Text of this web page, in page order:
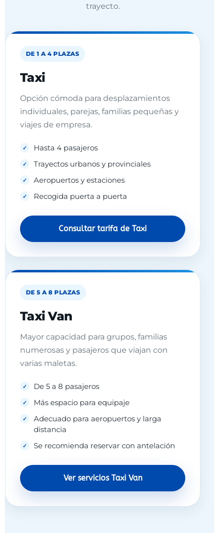
trayecto.
DE 1 A 4 PLAZAS
Taxi
Opción cómoda para desplazamientos
individuales, parejas, familias pequeñas y
viajes de empresa.
Hasta 4 pasajeros
Trayectos urbanos y provinciales
Aeropuertos y estaciones
Recogida puerta a puerta
Consultar tarifa de Taxi
DE 5 A 8 PLAZAS
Taxi Van
Mayor capacidad para grupos, familias
numerosas y pasajeros que viajan con
varias maletas.
De 5 a 8 pasajeros
Más espacio para equipaje
Adecuado para aeropuertos y larga
distancia
Se recomienda reservar con antelación
Ver servicios Taxi Van